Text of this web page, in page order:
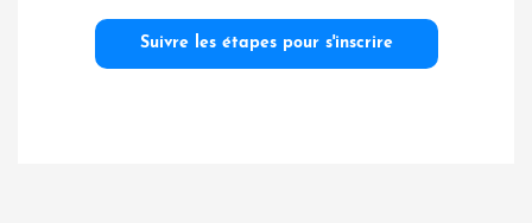
Suivre les étapes pour s'inscrire